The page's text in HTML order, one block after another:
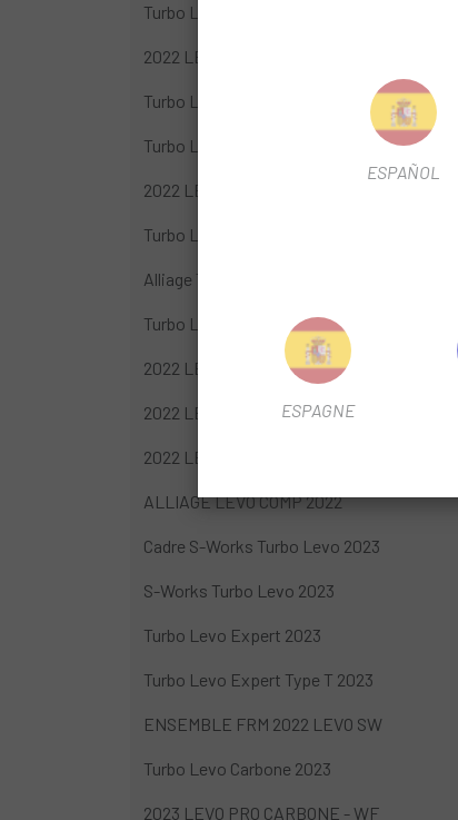
Turbo Levo Comp Carbone 2023
2022 LEVO SW CARBONE
Turbo Levo Expert Type T 2023
Turbo Levo Pro Carbone 2023
2022 LEVO ALLOY NB
Turbo Levo Comp 2023
Alliage Turbo Levo Comp 2023
Turbo Levo Expert 2023
2022 LEVO SW FRMSET NB
2022 LEVO EXPERT CARBONE NB
2022 LEVO COMP CARBONE
ALLIAGE LEVO COMP 2022
Cadre S-Works Turbo Levo 2023
S-Works Turbo Levo 2023
Turbo Levo Expert 2023
Turbo Levo Expert Type T 2023
ENSEMBLE FRM 2022 LEVO SW
Turbo Levo Carbone 2023
2023 LEVO PRO CARBONE - WF
ESPAÑOL
ESPAGNE